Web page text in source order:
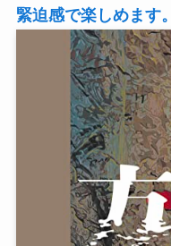
緊迫感で楽しめます。